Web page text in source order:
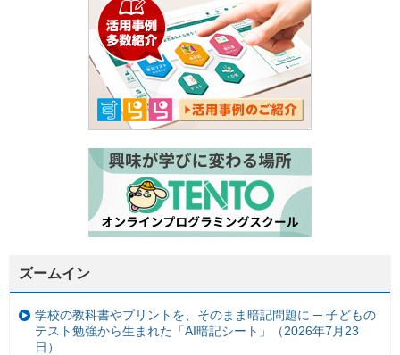
ズームイン
学校の教科書やプリントを、そのまま暗記問題に ─ 子どもの
テスト勉強から生まれた「AI暗記シート」（2026年7月23
日）